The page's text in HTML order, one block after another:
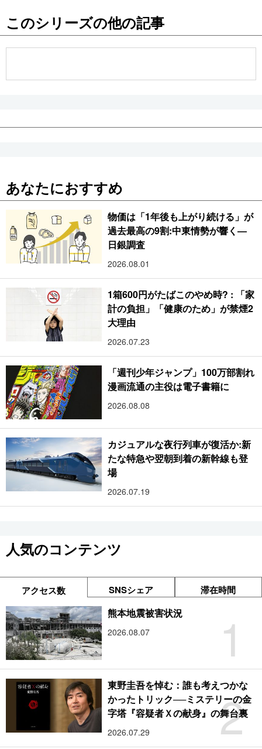
お知らせ
このシリーズの他の記事
あなたにおすすめ
物価は「1年後も上がり続ける」が
過去最高の9割:中東情勢が響く―
日銀調査
2026.08.01
1箱600円がたばこのやめ時? : 「家
計の負担」「健康のため」が禁煙2
大理由
2026.07.23
「週刊少年ジャンプ」100万部割れ
漫画流通の主役は電子書籍に
2026.08.08
カジュアルな夜行列車が復活か:新
たな特急や翌朝到着の新幹線も登
場
2026.07.19
人気のコンテンツ
アクセス数 SNSシェア 滞在時間
1
熊本地震被害状況
2026.08.07
2
東野圭吾を悼む：誰も考えつかな
かったトリック──ミステリーの金
字塔『容疑者Ｘの献身』の舞台裏
2026.07.29